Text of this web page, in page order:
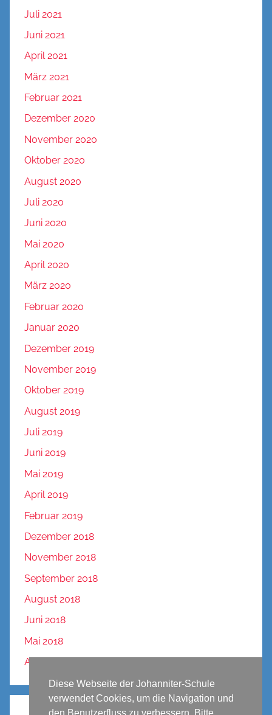
Juli 2021
Juni 2021
April 2021
März 2021
Februar 2021
Dezember 2020
November 2020
Oktober 2020
August 2020
Juli 2020
Juni 2020
Mai 2020
April 2020
März 2020
Februar 2020
Januar 2020
Dezember 2019
November 2019
Oktober 2019
August 2019
Juli 2019
Juni 2019
Mai 2019
April 2019
Februar 2019
Dezember 2018
November 2018
September 2018
August 2018
Juni 2018
Mai 2018
April 2018
Diese Webseite der Johanniter-Schule
verwendet Cookies, um die Navigation und